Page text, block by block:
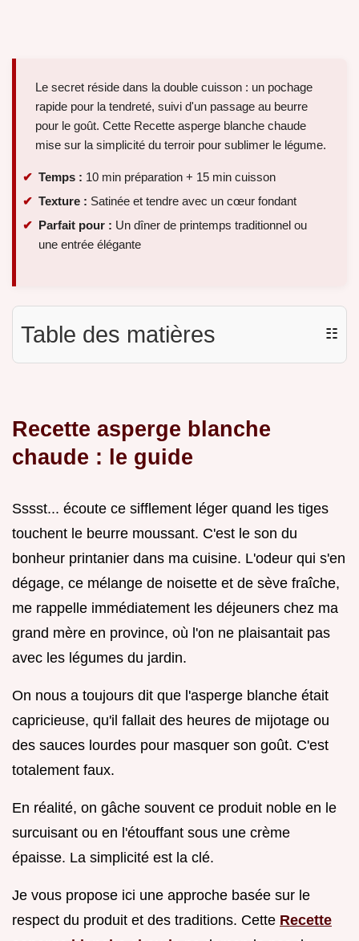
Le secret réside dans la double cuisson : un pochage
rapide pour la tendreté, suivi d'un passage au beurre
pour le goût. Cette Recette asperge blanche chaude
mise sur la simplicité du terroir pour sublimer le légume.
Temps : 10 min préparation + 15 min cuisson
Texture : Satinée et tendre avec un cœur fondant
Parfait pour : Un dîner de printemps traditionnel ou
une entrée élégante
Table des matières ☷
Recette asperge blanche
chaude : le guide
Sssst... écoute ce sifflement léger quand les tiges
touchent le beurre moussant. C'est le son du
bonheur printanier dans ma cuisine. L'odeur qui s'en
dégage, ce mélange de noisette et de sève fraîche,
me rappelle immédiatement les déjeuners chez ma
grand mère en province, où l'on ne plaisantait pas
avec les légumes du jardin.
On nous a toujours dit que l'asperge blanche était
capricieuse, qu'il fallait des heures de mijotage ou
des sauces lourdes pour masquer son goût. C'est
totalement faux.
En réalité, on gâche souvent ce produit noble en le
surcuisant ou en l'étouffant sous une crème
épaisse. La simplicité est la clé.
Je vous propose ici une approche basée sur le
respect du produit et des traditions. Cette Recette